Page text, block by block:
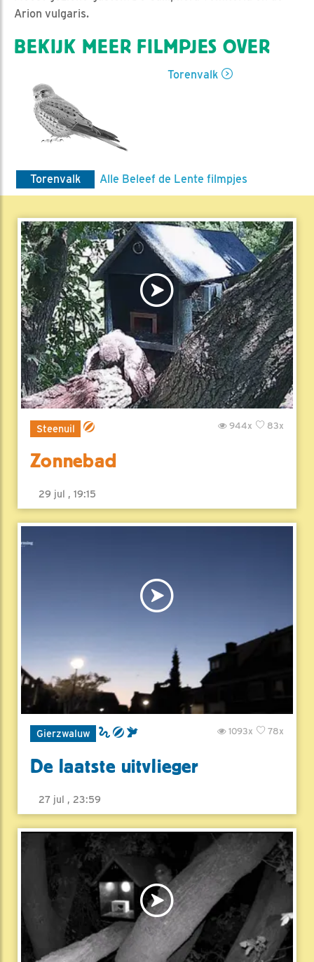
Arion vulgaris.
BEKIJK MEER FILMPJES OVER
Torenvalk
Torenvalk Alle Beleef de Lente filmpjes
Steenuil 83x
944x
Zonnebad
29 jul , 19:15
Gierzwaluw 78x
1093x
De laatste uitvlieger
27 jul , 23:59